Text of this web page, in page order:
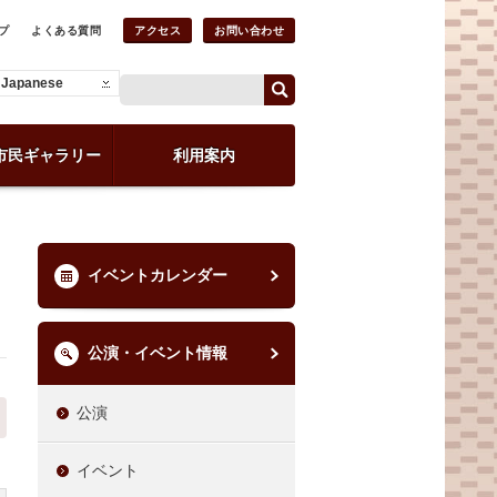
よくある質問 アクセス お問い合わせ
Japanese
民ギャラリー 利用案内
イベントカレンダー
公演・イベント情報
公演
イベント